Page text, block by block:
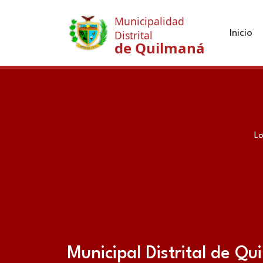
Municipalidad
Distrital
de Quilmaná
Inicio
Municipal Distrital de